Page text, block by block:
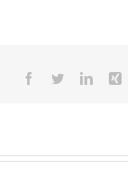
Facebook
Twitter